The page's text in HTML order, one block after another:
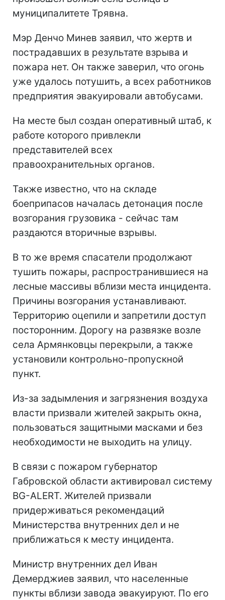
муниципалитете Трявна.
Мэр Денчо Минев заявил, что жертв и
пострадавших в результате взрыва и
пожара нет. Он также заверил, что огонь
уже удалось потушить, а всех работников
предприятия эвакуировали автобусами.
На месте был создан оперативный штаб, к
работе которого привлекли
представителей всех
правоохранительных органов.
Также известно, что на складе
боеприпасов началась детонация после
возгорания грузовика - сейчас там
раздаются вторичные взрывы.
В то же время спасатели продолжают
тушить пожары, распространившиеся на
лесные массивы вблизи места инцидента.
Причины возгорания устанавливают.
Территорию оцепили и запретили доступ
посторонним. Дорогу на развязке возле
села Армянковцы перекрыли, а также
установили контрольно-пропускной
пункт.
Из-за задымления и загрязнения воздуха
власти призвали жителей закрыть окна,
пользоваться защитными масками и без
необходимости не выходить на улицу.
В связи с пожаром губернатор
Габровской области активировал систему
BG-ALERT. Жителей призвали
придерживаться рекомендаций
Министерства внутренних дел и не
приближаться к месту инцидента.
Министр внутренних дел Иван
Демерджиев заявил, что населенные
пункты вблизи завода эвакуируют. По его